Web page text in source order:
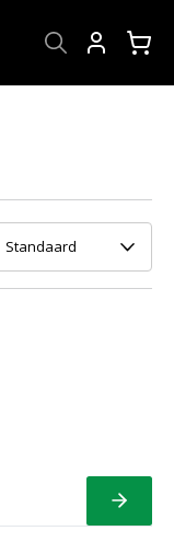
Standaard
Bekijk